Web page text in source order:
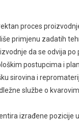
proces
primjenu zadatih
da se odvija
postupcima i
sirovina i
službe o
izrađene pozicije